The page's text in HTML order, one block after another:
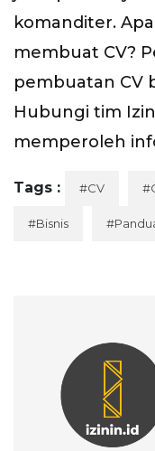
komanditer.
membuat CV?
pembuatan CV
Hubungi tim
memperoleh
Tags : #CV
#Bisnis